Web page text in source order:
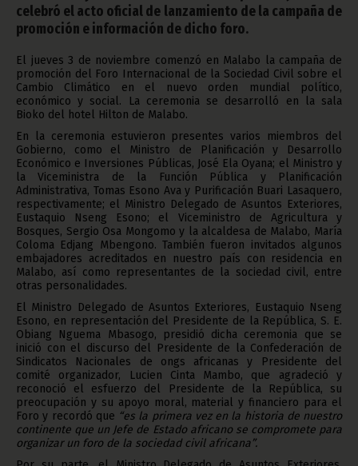
celebró el acto oficial de lanzamiento de la campaña de
promoción e información de dicho foro.
El jueves 3 de noviembre comenzó en Malabo la campaña de
promoción del Foro Internacional de la Sociedad Civil sobre el
Cambio Climático en el nuevo orden mundial político,
económico y social. La ceremonia se desarrolló en la sala
Bioko del hotel Hilton de Malabo.
En la ceremonia estuvieron presentes varios miembros del
Gobierno, como el Ministro de Planificación y Desarrollo
Económico e Inversiones Públicas, José Ela Oyana; el Ministro y
la Viceministra de la Función Pública y Planificación
Administrativa, Tomas Esono Ava y Purificación Buari Lasaquero,
respectivamente; el Ministro Delegado de Asuntos Exteriores,
Eustaquio Nseng Esono; el Viceministro de Agricultura y
Bosques, Sergio Osa Mongomo y la alcaldesa de Malabo, María
Coloma Edjang Mbengono. También fueron invitados algunos
embajadores acreditados en nuestro país con residencia en
Malabo, así como representantes de la sociedad civil, entre
otras personalidades.
El Ministro Delegado de Asuntos Exteriores, Eustaquio Nseng
Esono, en representación del Presidente de la República, S. E.
Obiang Nguema Mbasogo, presidió dicha ceremonia que se
inició con el discurso del Presidente de la Confederación de
Sindicatos Nacionales de ongs africanas y Presidente del
comité organizador, Lucien Cinta Mambo, que agradeció y
reconoció el esfuerzo del Presidente de la República, su
preocupación y su apoyo moral, material y financiero para el
Foro y recordó que “es la primera vez en la historia de nuestro
continente que un Jefe de Estado africano se compromete para
organizar un foro de la sociedad civil africana”.